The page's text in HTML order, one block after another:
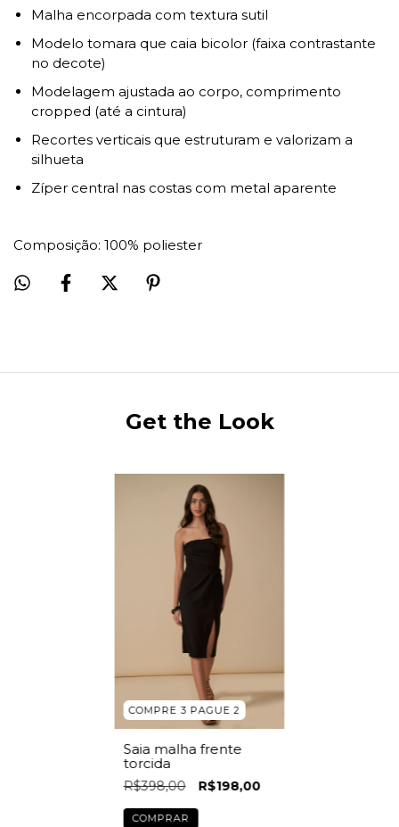
Malha encorpada com textura sutil
Modelo tomara que caia bicolor (faixa contrastante
no decote)
Modelagem ajustada ao corpo, comprimento
cropped (até a cintura)
Recortes verticais que estruturam e valorizam a
silhueta
Zíper central nas costas com metal aparente
Composição: 100% poliester
Get the Look
COMPRE 3 PAGUE 2
Saia malha frente
torcida
R$398,00 R$198,00
COMPRAR